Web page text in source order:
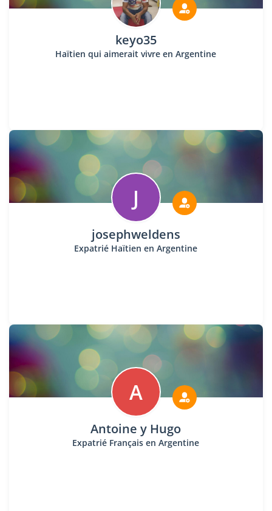
keyo35
Haïtien qui aimerait vivre en Argentine
J
josephweldens
Expatrié Haïtien en Argentine
A
Antoine y Hugo
Expatrié Français en Argentine